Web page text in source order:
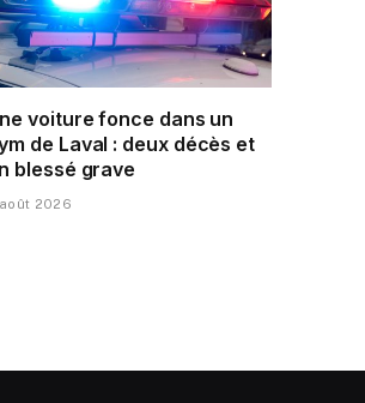
voiture fonce dans un
de Laval : deux décès et
blessé grave
2026